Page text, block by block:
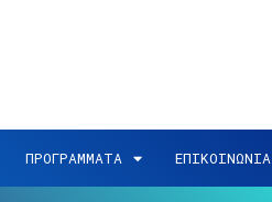
ΠΡΟΓΡΑΜΜΑΤΑ ΕΠΙΚΟΙΝΩΝΙΑ